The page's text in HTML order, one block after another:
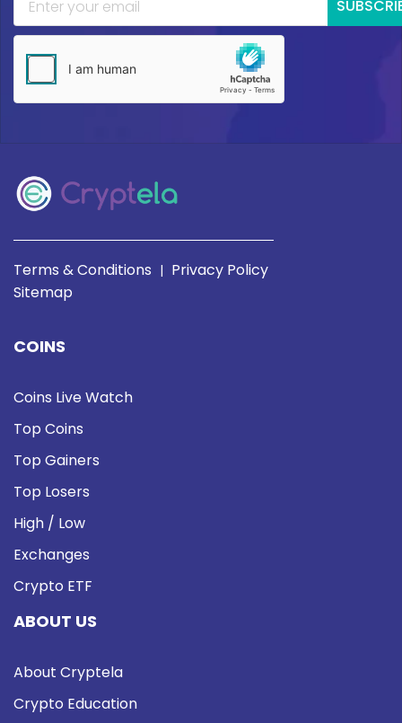
Terms & Conditions | Privacy Policy
Sitemap
COINS
Coins Live Watch
Top Coins
Top Gainers
Top Losers
High / Low
Exchanges
Crypto ETF
ABOUT US
About Cryptela
Crypto Education